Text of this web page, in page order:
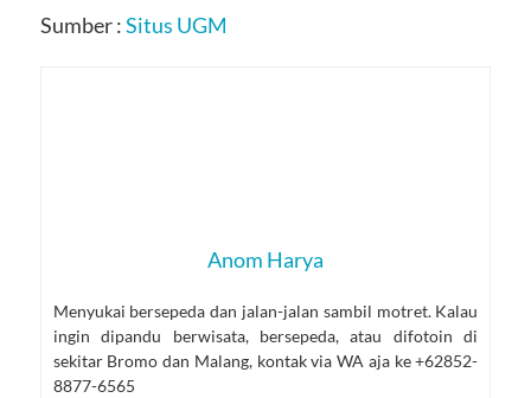
Sumber :Situs UGM
Anom Harya
Menyukai bersepeda dan jalan-jalan sambil motret. Kalau
ingin dipandu berwisata, bersepeda, atau difotoin di
sekitar Bromo dan Malang, kontak via WA aja ke +62852-
8877-6565